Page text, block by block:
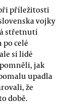
příležitosti
vojky
střetnutí
po celé
si lidé
jak
upadla
že
době.